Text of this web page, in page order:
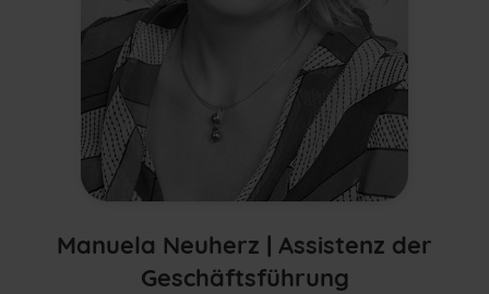
Manuela Neuherz | Assistenz der
Geschäftsführung